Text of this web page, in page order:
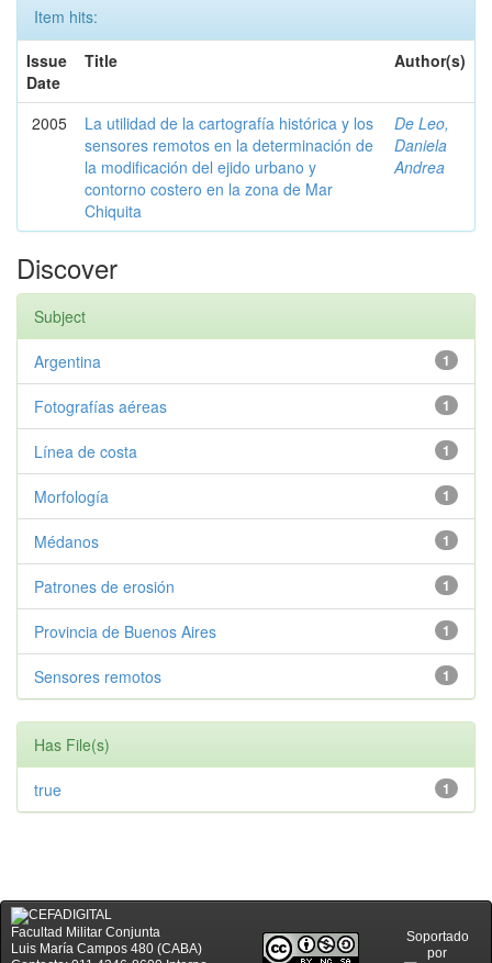
Item hits:
Issue
Date
Title Author(s)
2005
La utilidad de la cartografía histórica y los
sensores remotos en la determinación de
la modificación del ejido urbano y
contorno costero en la zona de Mar
Chiquita
De Leo,
Daniela
Andrea
Discover
Subject
1
Argentina
1
Fotografías aéreas
1
Línea de costa
1
Morfología
1
Médanos
1
Patrones de erosión
1
Provincia de Buenos Aires
1
Sensores remotos
Has File(s)
1
true
Facultad Militar Conjunta
Luis María Campos 480 (CABA)
Soportado
por